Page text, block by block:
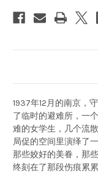
1937年12月的南京，
了临时的避难所，一
难的女学生，几个流
局促的空间里演绎了
那些姣好的美眷，那
终刻在了那段伤痕累